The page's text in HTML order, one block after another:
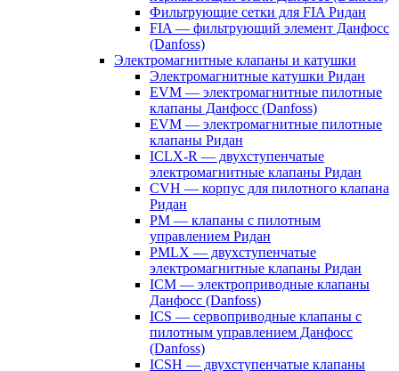
Фильтрующие сетки для FIA Ридан
FIA — фильтрующий элемент Данфосс
(Danfoss)
Электромагнитные клапаны и катушки
Электромагнитные катушки Ридан
EVM — электромагнитные пилотные
клапаны Данфосс (Danfoss)
EVM — электромагнитные пилотные
клапаны Ридан
ICLX-R — двухступенчатые
электромагнитные клапаны Ридан
CVH — корпус для пилотного клапана
Ридан
PM — клапаны с пилотным
управлением Ридан
PMLX — двухступенчатые
электромагнитные клапаны Ридан
ICM — электроприводные клапаны
Данфосс (Danfoss)
ICS — сервоприводные клапаны с
пилотным управлением Данфосс
(Danfoss)
ICSH — двухступенчатые клапаны